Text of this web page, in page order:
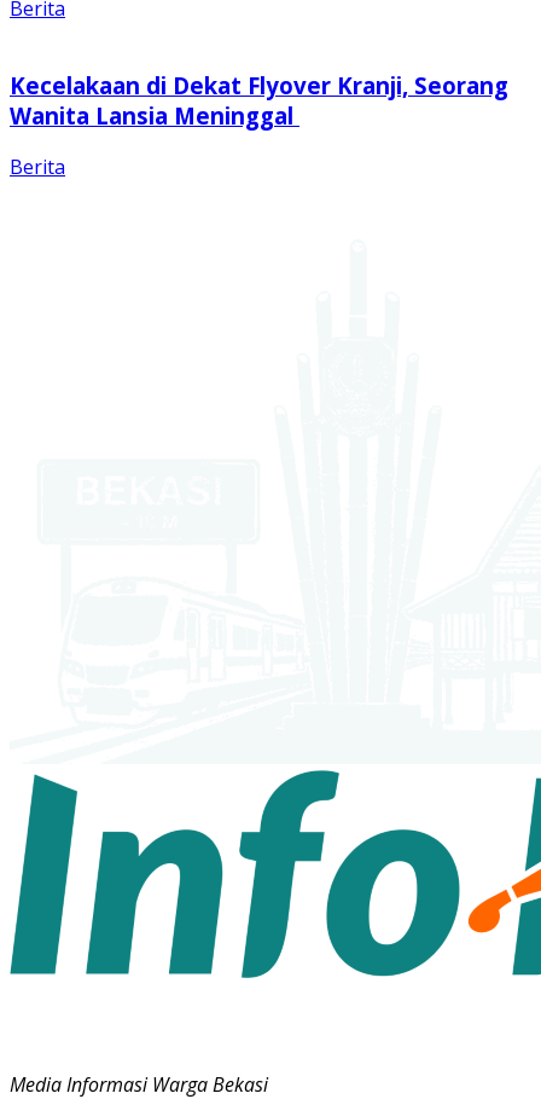
Berita
Kecelakaan di Dekat Flyover Kranji, Seorang
Wanita Lansia Meninggal
Berita
Media Informasi Warga Bekasi